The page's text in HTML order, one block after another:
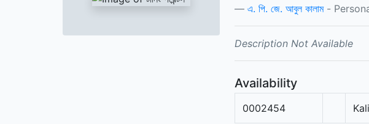
এ. পি. জে. আবুল কালাম-
Description Not Available
Availability
0002454